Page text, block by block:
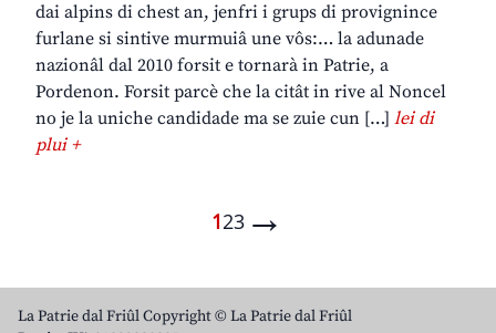
dai alpins di chest an, jenfri i grups di provignince
furlane si sintive murmuiâ une vôs:… la adunade
nazionâl dal 2010 forsit e tornarà in Patrie, a
Pordenon. Forsit parcè che la citât in rive al Noncel
no je la uniche candidade ma se zuie cun […] lei di
plui +
123 →
La Patrie dal Friûl Copyright © La Patrie dal Friûl